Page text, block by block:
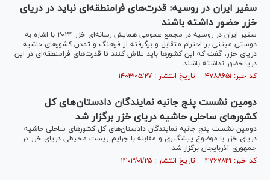
سفیر ایران در روسیه: قدرت‌های فرامنطقه‌ای نباید در دریای
خزر حضور داشته باشند
سفیر ایران در روسیه در مجمع عمومی همایش رسانه‌ای خزر ۲۰۲۴ با اشاره به
دوستی مبتنی بر احترام متقابل و برگرفته از فرهنگ و تمدن کشور‌های حاشیه
دریای خزر، گفت که این کشور‌ها باید تلاش کنند تا قدرت‌های فرامنطقه‌ای در این
دریا حضور نداشته باشند.
کد خبر: ۴۷۸۸۶۵۱ تاریخ انتشار : ۱۴۰۳/۰۵/۲۷
دومین نشست پنج جانبه نمایندگان دادستان‌های کل
کشور‌های ساحلی حاشیه دریای خزر برگزار شد
دومین نشست پنج جانبه نمایندگان دادستان‌های کل کشور‌های ساحلی حاشیه
دریای خزر با موضوع پیشگیری و مقابله با جرایم زیست محیطی دریای خزر در
جمهوری آذربایجان برگزار شد.
کد خبر: ۴۷۶۷۸۳۱ تاریخ انتشار : ۱۴۰۳/۰۱/۲۵